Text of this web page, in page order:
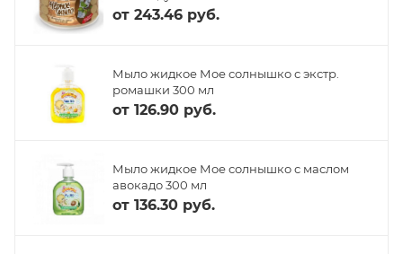
от 243.46 руб.
Мыло жидкое Мое солнышко с экстр.
ромашки 300 мл
от 126.90 руб.
Мыло жидкое Мое солнышко с маслом
авокадо 300 мл
от 136.30 руб.